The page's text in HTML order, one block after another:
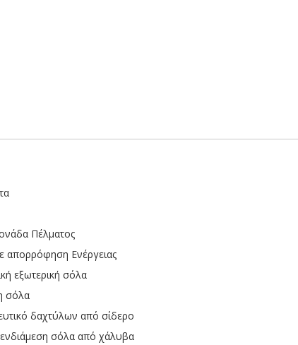
Πέλματος
απορρόφηση Ενέργειας
εξωτερική σόλα
σόλα
δαχτύλων από σίδερο
ενδιάμεση σόλα από χάλυβα